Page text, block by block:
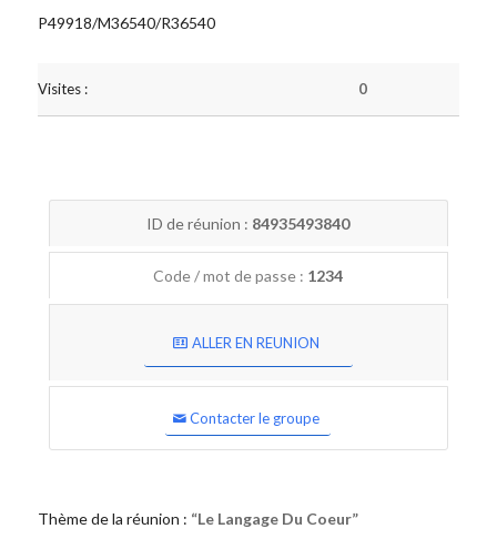
P49918/M36540/R36540
Visites : 0
ID de réunion : 84935493840
Code / mot de passe : 1234
ALLER EN REUNION
Contacter le groupe
Thème de la réunion : “Le Langage Du Coeur”